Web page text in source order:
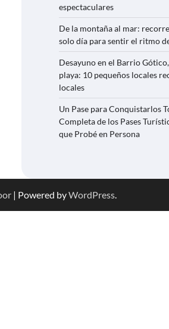
espectaculares
De la montaña al mar:
solo día para sentir el ritmo
Desayuno en el Barrio
playa: 10 pequeños locales
locales
Un Pase para Conquistarlos
Completa de los Pases
que Probé en Persona
| Powered byWordPress.